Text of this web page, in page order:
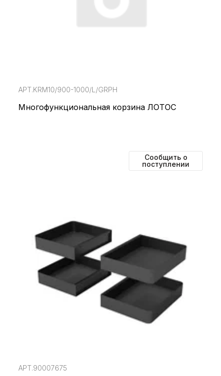
АРТ.KRM10/900-1000/L/GRPH
Многофункциональная корзина ЛОТОС
Сообщить о
поступлении
АРТ.90007675